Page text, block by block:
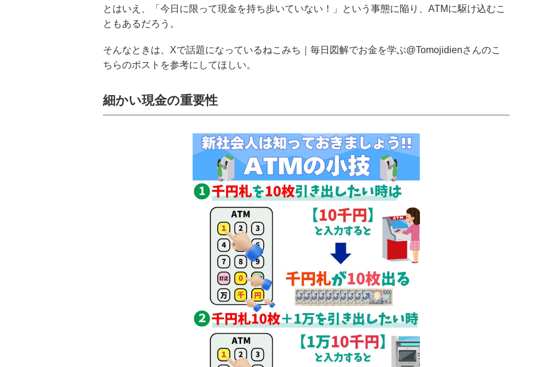
とはいえ、「今日に限って現金を持ち歩いていない！」という事態に陥り、ATMに駆け込むこ
ともあるだろう。
そんなときは、Xで話題になっているねこみち｜毎日図解でお金を学ぶ@Tomojidienさんのこ
ちらのポストを参考にしてほしい。
細かい現金の重要性